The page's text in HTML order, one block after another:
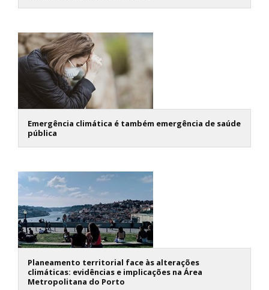
Emergência climática é também emergência de saúde
pública
Planeamento territorial face às alterações
climáticas: evidências e implicações na Área
Metropolitana do Porto